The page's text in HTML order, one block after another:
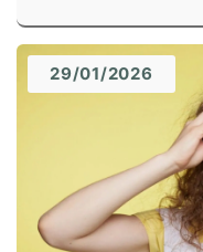
29/01/2026